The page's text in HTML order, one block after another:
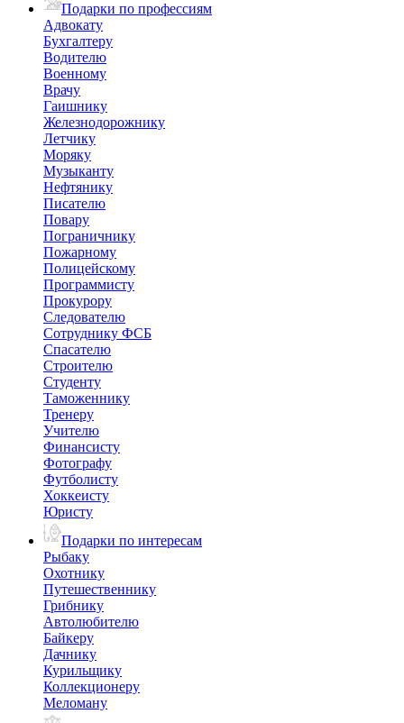
Подарки по профессиям
Адвокату
Бухгалтеру
Водителю
Военному
Врачу
Гаишнику
Железнодорожнику
Летчику
Моряку
Музыканту
Нефтянику
Писателю
Повару
Пограничнику
Пожарному
Полицейскому
Программисту
Прокурору
Следователю
Сотруднику ФСБ
Спасателю
Строителю
Студенту
Таможеннику
Тренеру
Учителю
Финансисту
Фотографу
Футболисту
Хоккеисту
Юристу
Подарки по интересам
Рыбаку
Охотнику
Путешественнику
Грибнику
Автолюбителю
Байкеру
Дачнику
Курильщику
Коллекционеру
Меломану